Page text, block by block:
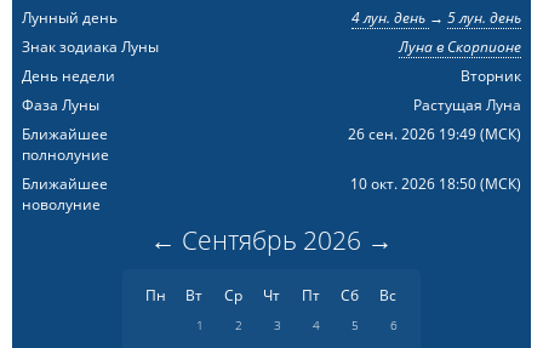
Лунный день
4 лун. день → 5 лун. день
Знак зодиака Луны
Луна в Скорпионе
День недели
Вторник
Фаза Луны
Растущая Луна
Ближайшее
полнолуние
26 сен. 2026 19:49(МСК)
Ближайшее
новолуние
10 окт. 2026 18:50(МСК)
← Сентябрь 2026 →
Пн Вт Ср Чт Пт Сб Вс
1 2 3 4 5
6